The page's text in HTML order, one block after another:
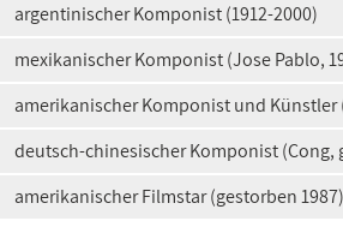
argentinischer Komponist (1912-2000)
mexikanischer Komponist (Jose Pablo,
amerikanischer Komponist und Künstler
deutsch-chinesischer Komponist (Cong,
amerikanischer Filmstar (gestorben 1987)